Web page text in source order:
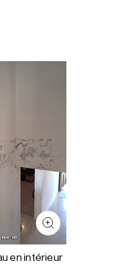
en intérieur